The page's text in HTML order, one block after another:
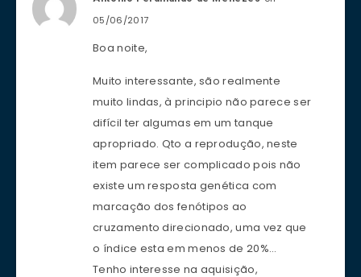
05/06/2017
Boa noite,
Muito interessante, são realmente
muito lindas, à principio não parece ser
difícil ter algumas em um tanque
apropriado. Qto a reprodução, neste
item parece ser complicado pois não
existe um resposta genética com
marcação dos fenótipos ao
cruzamento direcionado, uma vez que
o índice esta em menos de 20%…
Tenho interesse na aquisição,